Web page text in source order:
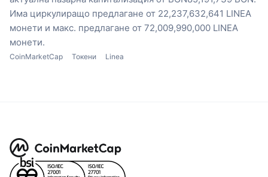
Има циркулиращо предлагане от 22,237,632,641 LINEA
монети и макс. предлагане от 72,009,990,000 LINEA
монети.
CoinMarketCap Токени Linea